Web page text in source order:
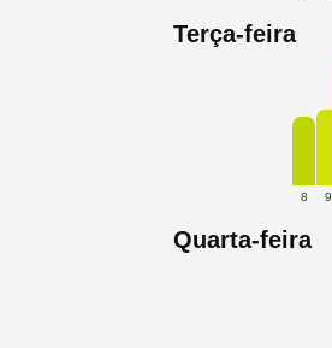
Terça-feira
8 9
Quarta-feira